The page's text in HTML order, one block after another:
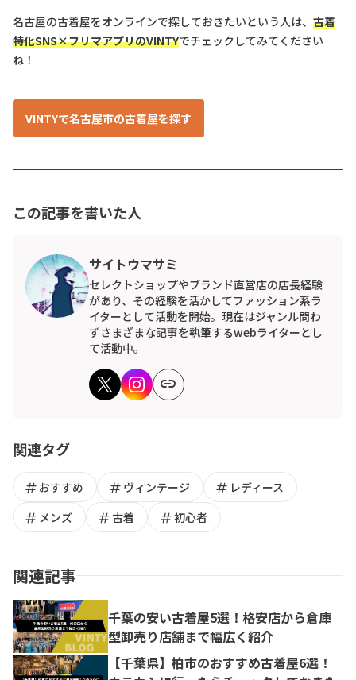
名古屋の古着屋をオンラインで探しておきたいという人は、 古着
特化SNS×フリマアプリのVINTYでチェックしてみてください
ね！
VINTYで名古屋市の古着屋を探す
この記事を書いた人
サイトウマサミ
セレクトショップやブランド直営店の店長経験
があり、その経験を活かしてファッション系ラ
イターとして活動を開始。現在はジャンル問わ
ずさまざまな記事を執筆するwebライターとし
て活動中。
link
関連タグ
tag おすすめ tag ヴィンテージ tag レディース
tag メンズ tag 古着 tag初心者
関連記事
千葉の安い古着屋5選！格安店から倉庫
型卸売り店舗まで幅広く紹介
【千葉県】柏市のおすすめ古着屋6選！